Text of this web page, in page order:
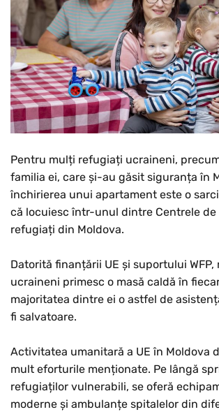
Pentru mulți refugiați ucraineni,
familia ei, care și-au găsit siguranța în
închirierea unui apartament este o
că locuiesc într-unul dintre Centrele de
refugiați din Moldova.
Datorită finanțării UE și suportului
ucraineni primesc o masă caldă în
majoritatea dintre ei o astfel de
fi salvatoare.
Activitatea umanitară a UE în Moldova
mult eforturile menționate. Pe lângă
refugiaților vulnerabili, se oferă
moderne și ambulanțe spitalelor din